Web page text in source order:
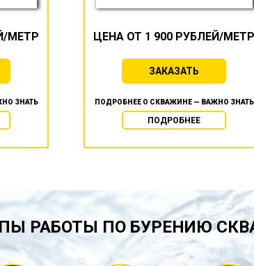
МЕТР
ЗНАТЬ
ЦЕНА ОТ 1 900 РУБЛЕЙ/МЕТР
ЗАКАЗАТЬ
ПОДРОБНЕЕ О СКВАЖИНЕ — ВАЖНО ЗНАТЬ
ПОДРОБНЕЕ
РАБОТЫ ПО БУРЕНИЮ